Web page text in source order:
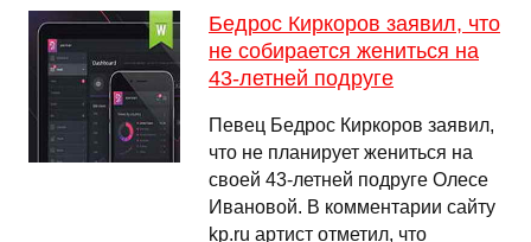
Бедрос Киркоров заявил, что
не собирается жениться на
43-летней подруге
Певец Бедрос Киркоров заявил,
что не планирует жениться на
своей 43-летней подруге Олесе
Ивановой. В комментарии сайту
kp.ru артист отметил, что